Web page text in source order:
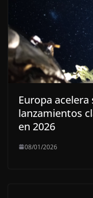
Europa
lanzamientos
en 2026
08/01/2026